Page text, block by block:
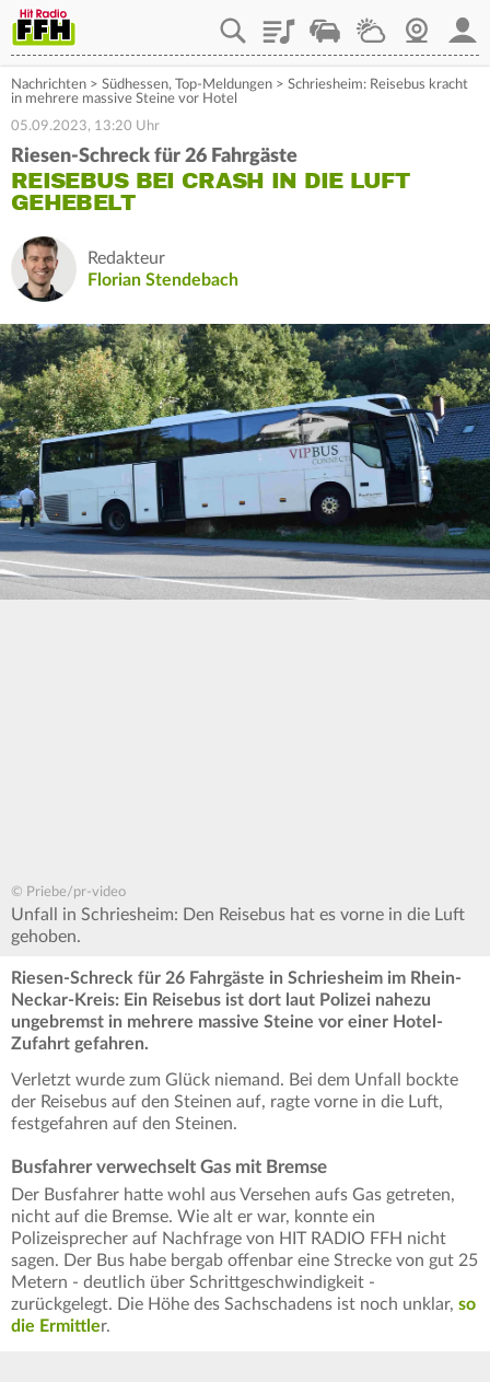
PlaylistStaupilotWetterWebcam
Nachrichten > Südhessen, Top-Meldungen > Schriesheim: Reisebus kracht
in mehrere massive Steine vor Hotel
05.09.2023, 13:20 Uhr
Riesen-Schreck für 26 Fahrgäste
REISEBUS BEI CRASH IN DIE LUFT
GEHEBELT
Redakteur
Florian Stendebach
© Priebe/pr-video
Unfall in Schriesheim: Den Reisebus hat es vorne in die Luft
gehoben.
Riesen-Schreck für 26 Fahrgäste in Schriesheim im Rhein-
Neckar-Kreis: Ein Reisebus ist dort laut Polizei nahezu
ungebremst in mehrere massive Steine vor einer Hotel-
Zufahrt gefahren.
Verletzt wurde zum Glück niemand. Bei dem Unfall bockte
der Reisebus auf den Steinen auf, ragte vorne in die Luft,
festgefahren auf den Steinen.
Busfahrer verwechselt Gas mit Bremse
Der Busfahrer hatte wohl aus Versehen aufs Gas getreten,
nicht auf die Bremse. Wie alt er war, konnte ein
Polizeisprecher auf Nachfrage von HIT RADIO FFH nicht
sagen. Der Bus habe bergab offenbar eine Strecke von gut 25
Metern - deutlich über Schrittgeschwindigkeit -
zurückgelegt. Die Höhe des Sachschadens ist noch unklar, so
die Ermittler.